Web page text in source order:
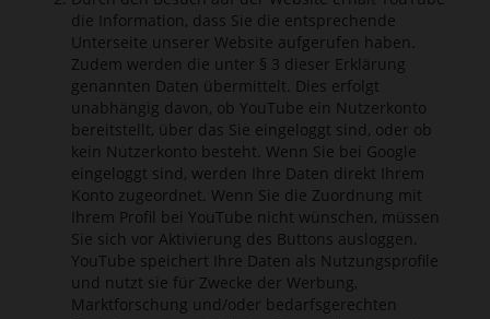
die Information, dass Sie die entsprechende
Unterseite unserer Website aufgerufen haben.
Zudem werden die unter § 3 dieser Erklärung
genannten Daten übermittelt. Dies erfolgt
unabhängig davon, ob YouTube ein Nutzerkonto
bereitstellt, über das Sie eingeloggt sind, oder ob
kein Nutzerkonto besteht. Wenn Sie bei Google
eingeloggt sind, werden Ihre Daten direkt Ihrem
Konto zugeordnet. Wenn Sie die Zuordnung mit
Ihrem Profil bei YouTube nicht wünschen, müssen
Sie sich vor Aktivierung des Buttons ausloggen.
YouTube speichert Ihre Daten als Nutzungsprofile
und nutzt sie für Zwecke der Werbung,
Marktforschung und/oder bedarfsgerechten